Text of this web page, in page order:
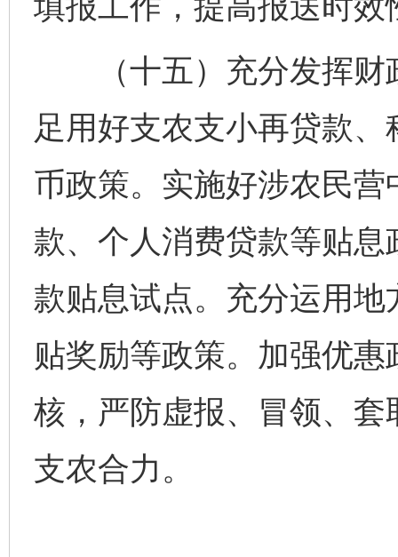
（十五）充分发挥财
足用好支农支小再贷款
币政策。实施好涉农民
款、个人消费贷款等贴
款贴息试点。充分运用
贴奖励等政策。加强优
核，严防虚报、冒领、
支农合力。